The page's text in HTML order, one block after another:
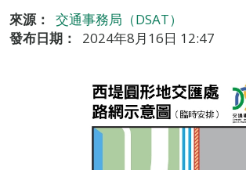
來源：
交通事務局（DSAT）
發布日期：
2024年8月16日 12:47